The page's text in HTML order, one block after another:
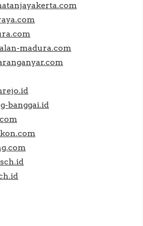
madura.com
banggai.id